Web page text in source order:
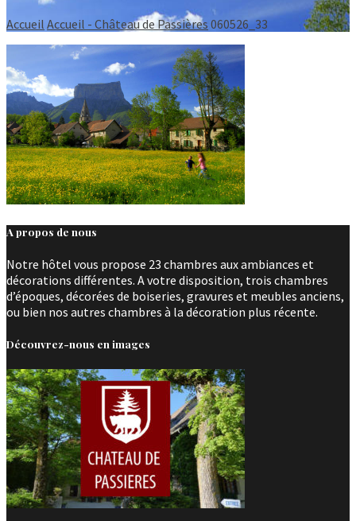
Accueil Accueil - Château de Passières 060526_33
A propos de nous
Notre hôtel vous propose 23 chambres aux ambiances et
décorations différentes. A votre disposition, trois chambres
d’époques, décorées de boiseries, gravures et meubles anciens,
ou bien nos autres chambres à la décoration plus récente.
Découvrez-nous en images